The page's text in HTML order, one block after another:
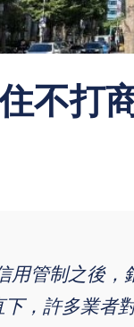
不打
用管制之後
，許多業者